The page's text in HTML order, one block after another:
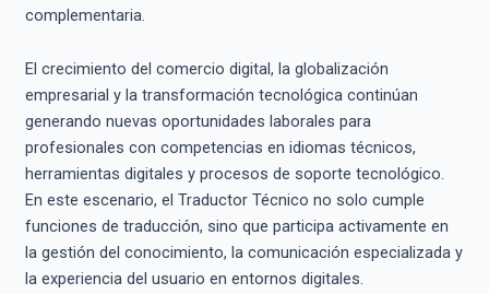
complementaria.
El crecimiento del comercio digital, la globalización
empresarial y la transformación tecnológica continúan
generando nuevas oportunidades laborales para
profesionales con competencias en idiomas técnicos,
herramientas digitales y procesos de soporte tecnológico.
En este escenario, el Traductor Técnico no solo cumple
funciones de traducción, sino que participa activamente en
la gestión del conocimiento, la comunicación especializada y
la experiencia del usuario en entornos digitales.